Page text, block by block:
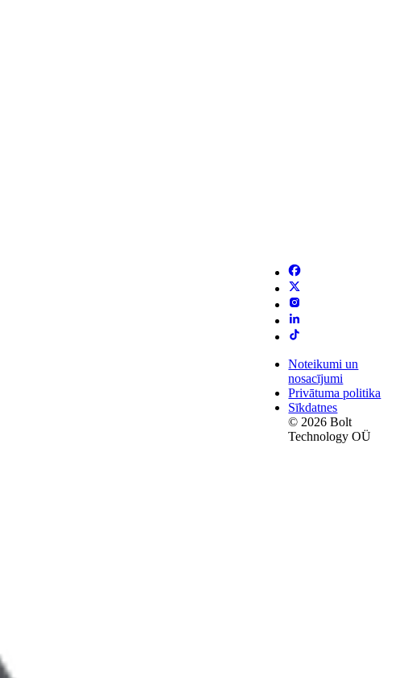
Noteikumi un
nosacījumi
Privātuma politika
Sīkdatnes
© 2026 Bolt
Technology OÜ